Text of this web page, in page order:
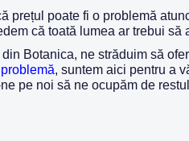
prețul poate fi o problemă
că toată lumea ar trebui
Botanica, ne străduim să
, suntem aici pentru a
pe noi să ne ocupăm de